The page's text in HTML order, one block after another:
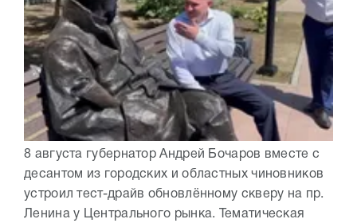
8 августа губернатор Андрей Бочаров вместе с
десантом из городских и областных чиновников
устроил тест-драйв обновлённому скверу на пр.
Ленина у Центрального рынка. Тематическая